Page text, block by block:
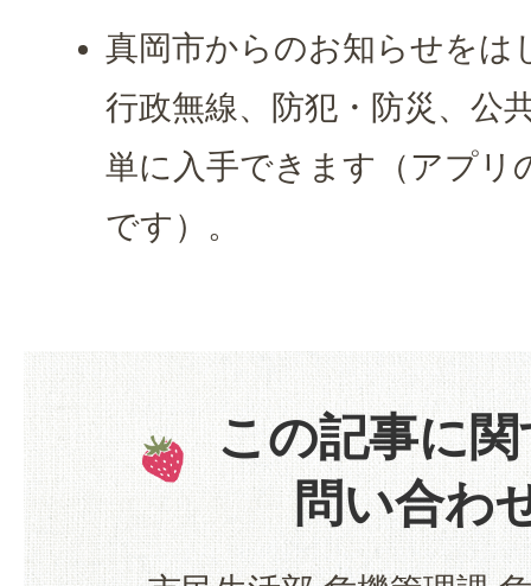
真岡市からのお知らせをは
行政無線、防犯・防災、公
単に入手できます（アプリ
です）。
この記事に
問い合わ